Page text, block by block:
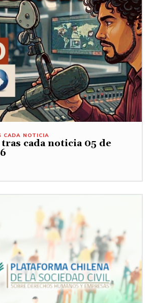
CADA NOTICIA
cada noticia 05 de